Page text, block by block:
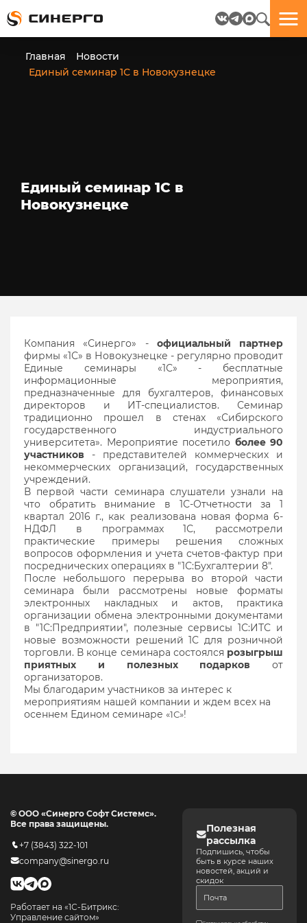
Главная
Новости
Единый семинар 1С в Новокузнецке
Единый семинар 1С в
Новокузнецке
Компания «Синерго» - официальный партнер
фирмы «1С» в Новокузнецке - регулярно проводит
Единые семинары «1С» - бесплатные
информационные мероприятия,
предназначенные для бухгалтеров, финансовых
директоров и ИТ-специалистов. Семинар
традиционно прошел в стенах «Сибирского
государственного индустриального
университета». Мероприятие посетило более 90
участников - представителей коммерческих и
некоммерческих организаций, государственных
учреждений.
В первой части семинара слушатели узнали на
что обратить внимание в 1С-Отчетности за 1
квартал 2016 г., как реализована новая форма 6-
НДФЛ в программах 1С, рассмотрели
практические примеры решения сложных
вопросов оформления и учета счетов-фактур при
посреднических операциях в "1С:Бухгалтерии 8".
После небольшого перерыва во второй части
семинара были рассмотрены новые форматы
электронных накладных и актов, практика
организации обмена электронными документами
в "1С:Предприятии", полезные сервисы 1С:ИТС и
новые возможности решений 1С для розничной
торговли. В конце семинара состоялся розыгрыш
приятных и полезных подарков от
организаторов.
Мы благодарим участников за интерес к
мероприятиям нашей компании и ждем всех на
осеннем Едином семинаре «1С»!
© ООО «Синерго Софт Системс».
Все права защищены.
+7 (3843) 322-101
company@sinergo.ru
Работает на «1С-Битрикс:
Управление сайтом»
Полезная
рассылка
Подпишись, чтобы
быть в курсе наших
новостей, акций и
скидок
Отлично!
Данные
успешно
отправлены.
любят
пёсиков
ЕЩЁ!
Отлично!
Бриф
отправлен.